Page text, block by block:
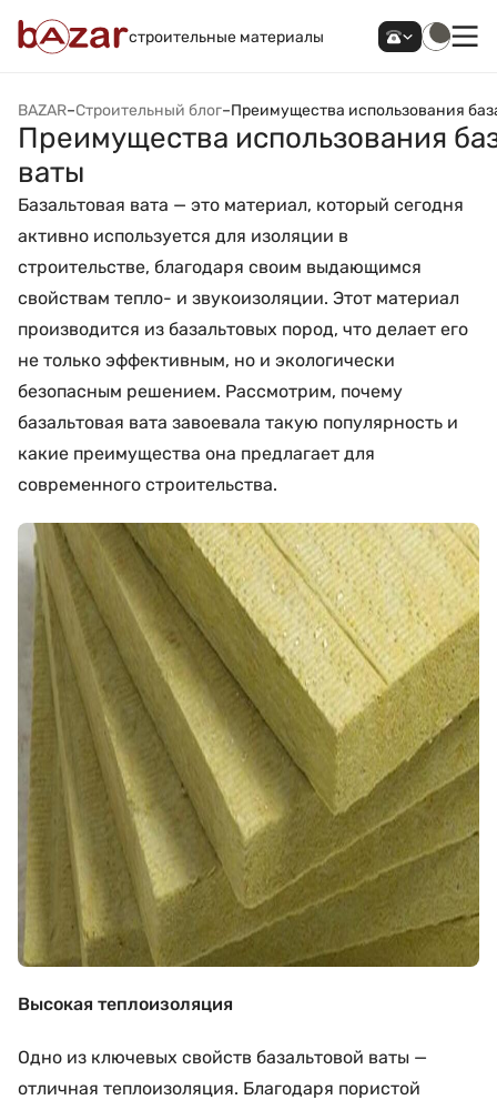
строительные материалы
BAZAR–Строительный блог–Преимущества использования
Преимущества использования
ваты
Базальтовая вата — это материал, который сегодня
активно используется для изоляции в
строительстве, благодаря своим выдающимся
свойствам тепло- и звукоизоляции. Этот материал
производится из базальтовых пород, что делает его
не только эффективным, но и экологически
безопасным решением. Рассмотрим, почему
базальтовая вата завоевала такую популярность и
какие преимущества она предлагает для
современного строительства.
Высокая теплоизоляция
Одно из ключевых свойств базальтовой ваты —
отличная теплоизоляция. Благодаря пористой